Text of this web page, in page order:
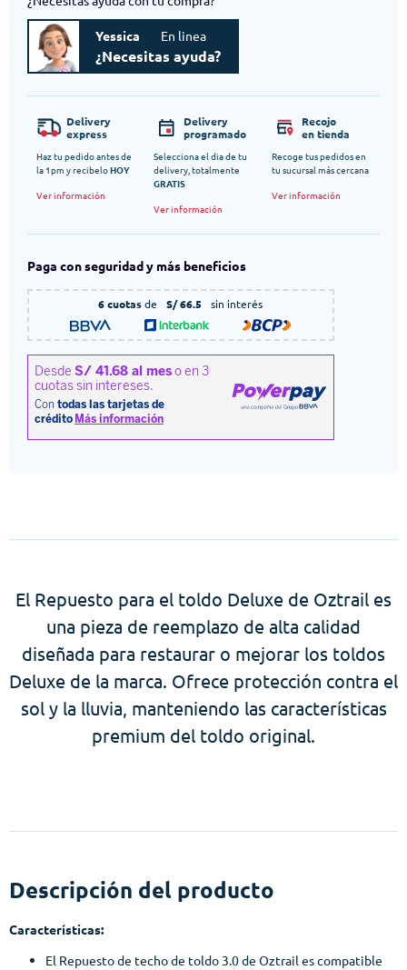
Yessica En linea
¿Necesitas ayuda?
Delivery
express
Haz tu pedido antes de
la 1pm y recibeloHOY
Ver información
Delivery
programado
Selecciona el dia de tu
delivery, totalmente
GRATIS
Ver información
Recojo
en tienda
Recoge tus pedidos en
tu sucursal más cercana
Ver información
Paga con seguridad y más beneficios
6 cuotasde S/ 66.5 sin interés
El Repuesto para el toldo Deluxe de Oztrail es
una pieza de reemplazo de alta calidad
diseñada para restaurar o mejorar los toldos
Deluxe de la marca. Ofrece protección contra el
sol y la lluvia, manteniendo las características
premium del toldo original.
Descripción del producto
Características:
El Repuesto de techo de toldo 3.0 de Oztrail es compatible